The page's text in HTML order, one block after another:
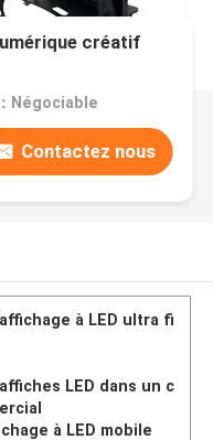
créatif
Négociable
Contactez nous
à LED ultra fi
LED dans un c
à LED mobile